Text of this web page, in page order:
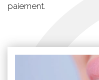
paiement.